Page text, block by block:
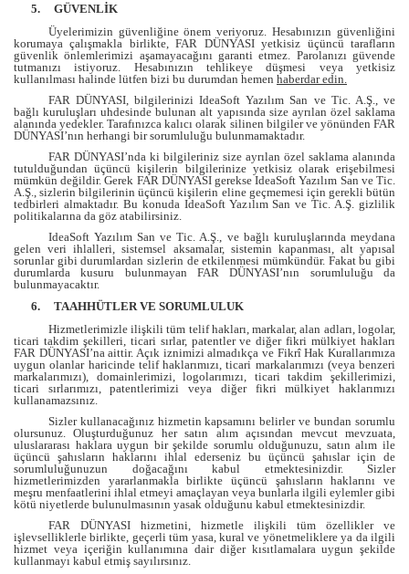
5.
GÜVENLİK
Üyelerimizin güvenliğine önem veriyoruz. Hesabınızın güvenliğini
korumaya çalışmakla birlikte, FAR DÜNYASI yetkisiz üçüncü tarafların
güvenlik önlemlerimizi aşamayacağını garanti etmez. Parolanızı güvende
tutmanızı istiyoruz. Hesabınızın tehlikeye düşmesi veya yetkisiz
kullanılması halinde lütfen bizi bu durumdan hemen haberdar edin.
FAR DÜNYASI, bilgilerinizi IdeaSoft Yazılım San ve Tic. A.Ş., ve
bağlı kuruluşları uhdesinde bulunan alt yapısında size ayrılan özel saklama
alanında yedekler. Tarafınızca kalıcı olarak silinen bilgiler ve yönünden FAR
DÜNYASI’nın herhangi bir sorumluluğu bulunmamaktadır.
FAR DÜNYASI’nda ki bilgileriniz size ayrılan özel saklama alanında
tutulduğundan üçüncü kişilerin bilgilerinize yetkisiz olarak erişebilmesi
mümkün değildir. Gerek FAR DÜNYASI gerekse IdeaSoft Yazılım San ve Tic.
A.Ş., sizlerin bilgilerinin üçüncü kişilerin eline geçmemesi için gerekli bütün
tedbirleri almaktadır. Bu konuda IdeaSoft Yazılım San ve Tic. A.Ş. gizlilik
politikalarına da göz atabilirsiniz.
IdeaSoft Yazılım San ve Tic. A.Ş., ve bağlı kuruluşlarında meydana
gelen veri ihlalleri, sistemsel aksamalar, sistemin kapanması, alt yapısal
sorunlar gibi durumlardan sizlerin de etkilenmesi mümkündür. Fakat bu gibi
durumlarda kusuru bulunmayan FAR DÜNYASI’nın sorumluluğu da
bulunmayacaktır.
6.
TAAHHÜTLER VE SORUMLULUK
Hizmetlerimizle ilişkili tüm telif hakları, markalar, alan adları, logolar,
ticari takdim şekilleri, ticari sırlar, patentler ve diğer fikri mülkiyet hakları
FAR DÜNYASI’na aittir. Açık iznimizi almadıkça ve Fikrî Hak Kurallarımıza
uygun olanlar haricinde telif haklarımızı, ticari markalarımızı (veya benzeri
markalarımızı), domainlerimizi, logolarımızı, ticari takdim şekillerimizi,
ticari sırlarımızı, patentlerimizi veya diğer fikri mülkiyet haklarımızı
kullanamazsınız.
Sizler kullanacağınız hizmetin kapsamını belirler ve bundan sorumlu
olursunuz. Oluşturduğunuz her satın alım açısından mevcut mevzuata,
uluslararası haklara uygun bir şekilde sorumlu olduğunuzu, satın alım ile
üçüncü şahısların haklarını ihlal ederseniz bu üçüncü şahıslar için de
sorumluluğunuzun doğacağını kabul etmektesinizdir. Sizler
hizmetlerimizden yararlanmakla birlikte üçüncü şahısların haklarını ve
meşru menfaatlerini ihlal etmeyi amaçlayan veya bunlarla ilgili eylemler gibi
kötü niyetlerde bulunulmasının yasak olduğunu kabul etmektesinizdir.
FAR DÜNYASI hizmetini, hizmetle ilişkili tüm özellikler ve
işlevselliklerle birlikte, geçerli tüm yasa, kural ve yönetmeliklere ya da ilgili
hizmet veya içeriğin kullanımına dair diğer kısıtlamalara uygun şekilde
kullanmayı kabul etmiş sayılırsınız.